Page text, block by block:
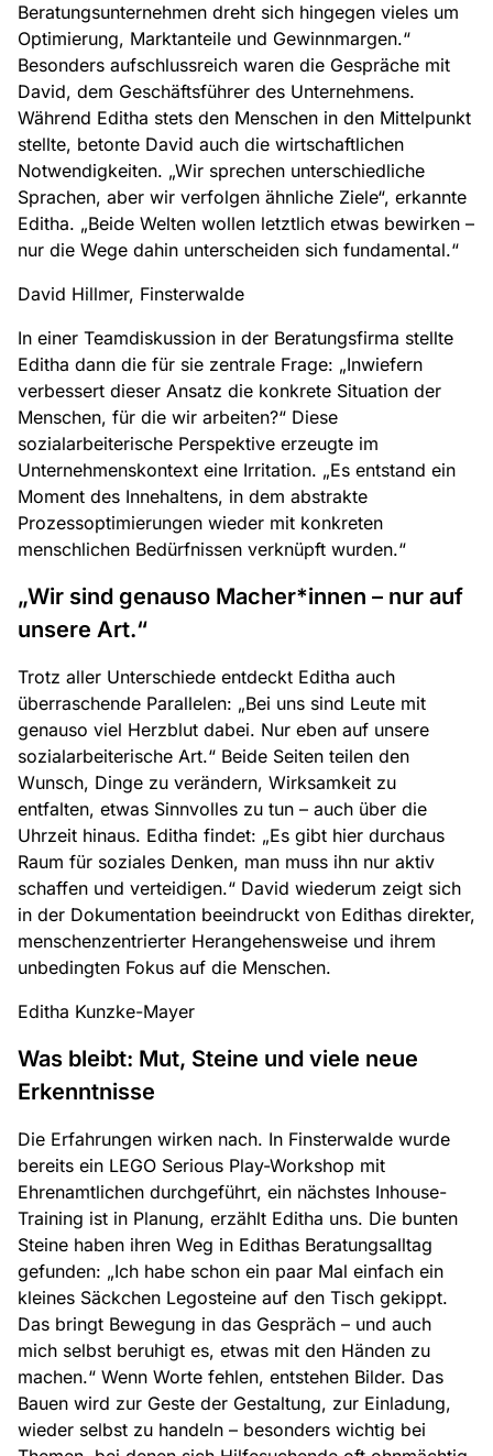
Beratungsunternehmen dreht sich hingegen vieles um
Optimierung, Marktanteile und Gewinnmargen.“
Besonders aufschlussreich waren die Gespräche mit
David, dem Geschäftsführer des Unternehmens.
Während Editha stets den Menschen in den Mittelpunkt
stellte, betonte David auch die wirtschaftlichen
Notwendigkeiten. „Wir sprechen unterschiedliche
Sprachen, aber wir verfolgen ähnliche Ziele“, erkannte
Editha. „Beide Welten wollen letztlich etwas bewirken –
nur die Wege dahin unterscheiden sich fundamental.“
David Hillmer, Finsterwalde
In einer Teamdiskussion in der Beratungsfirma stellte
Editha dann die für sie zentrale Frage: „Inwiefern
verbessert dieser Ansatz die konkrete Situation der
Menschen, für die wir arbeiten?“ Diese
sozialarbeiterische Perspektive erzeugte im
Unternehmenskontext eine Irritation. „Es entstand ein
Moment des Innehaltens, in dem abstrakte
Prozessoptimierungen wieder mit konkreten
menschlichen Bedürfnissen verknüpft wurden.“
„Wir sind genauso Macher*innen – nur auf
unsere Art.“
Trotz aller Unterschiede entdeckt Editha auch
überraschende Parallelen: „Bei uns sind Leute mit
genauso viel Herzblut dabei. Nur eben auf unsere
sozialarbeiterische Art.“ Beide Seiten teilen den
Wunsch, Dinge zu verändern, Wirksamkeit zu
entfalten, etwas Sinnvolles zu tun – auch über die
Uhrzeit hinaus. Editha findet: „Es gibt hier durchaus
Raum für soziales Denken, man muss ihn nur aktiv
schaffen und verteidigen.“ David wiederum zeigt sich
in der Dokumentation beeindruckt von Edithas direkter,
menschenzentrierter Herangehensweise und ihrem
unbedingten Fokus auf die Menschen.
Editha Kunzke-Mayer
Was bleibt: Mut, Steine und viele neue
Erkenntnisse
Die Erfahrungen wirken nach. In Finsterwalde wurde
bereits ein LEGO Serious Play-Workshop mit
Ehrenamtlichen durchgeführt, ein nächstes Inhouse-
Training ist in Planung, erzählt Editha uns. Die bunten
Steine haben ihren Weg in Edithas Beratungsalltag
gefunden: „Ich habe schon ein paar Mal einfach ein
kleines Säckchen Legosteine auf den Tisch gekippt.
Das bringt Bewegung in das Gespräch – und auch
mich selbst beruhigt es, etwas mit den Händen zu
machen.“ Wenn Worte fehlen, entstehen Bilder. Das
Bauen wird zur Geste der Gestaltung, zur Einladung,
wieder selbst zu handeln – besonders wichtig bei